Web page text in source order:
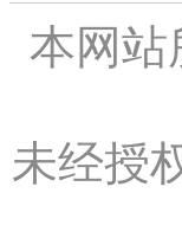
本网站
未经授